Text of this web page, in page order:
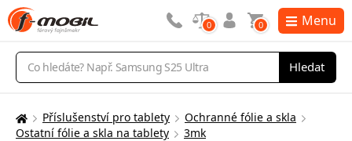
Vyhledávání
Hledat
0 0 Menu
Zde
Příslušenství pro tablety
Ochranné fólie a skla
Ostatní fólie a skla na tablety
3mk